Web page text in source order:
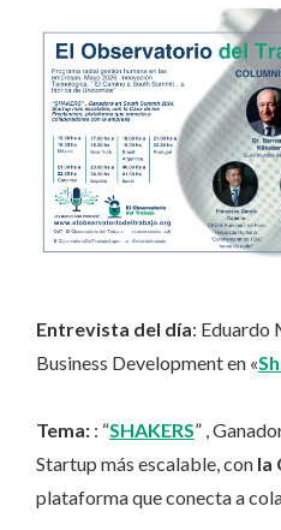
Entrevista del día: Eduardo
Business Development en «
Tema: : “SHAKERS” ,
Startup más escalable, con la
plataforma que conecta a